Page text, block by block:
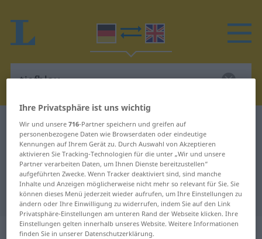
Deutsch-Englisch Wörterbuch tiefblau
Deutsch-Englisch Übersetzung für
"tiefblau"
"tiefblau" Englisch Übersetzung
„tiefblau“: Adjektiv
Ihre Privatsphäre ist uns wichtig
Wir und unsere716-Partner speichern und greifen auf
personenbezogene Daten wie Browserdaten oder eindeutige
Kennungen auf Ihrem Gerät zu. Durch Auswahl von Akzeptieren
aktivieren Sie Tracking-Technologien für die unter „Wir und unsere
Partner verarbeiten Daten, um Ihnen Dienste bereitzustellen“
aufgeführten Zwecke. Wenn Tracker deaktiviert sind, sind manche
Inhalte und Anzeigen möglicherweise nicht mehr so relevant für Sie. Sie
können dieses Menü jederzeit wieder aufrufen, um Ihre Einstellungen zu
ändern oder Ihre Einwilligung zu widerrufen, indem Sie auf den Link
Privatsphäre-Einstellungen am unteren Rand der Webseite klicken. Ihre
Einstellungen gelten innerhalb unseres Website. Weitere Informationen
finden Sie in unserer Datenschutzerklärung.